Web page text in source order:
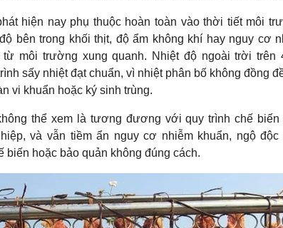
hiện nay phụ thuộc hoàn toàn vào thời tiết môi
bên trong khối thịt, độ ẩm không khí hay nguy cơ
môi trường xung quanh. Nhiệt độ ngoài trời trên
sấy nhiệt đạt chuẩn, vì nhiệt phân bố không đồng
vi khuẩn hoặc ký sinh trùng.
thể xem là tương đương với quy trình chế biến
và vẫn tiềm ẩn nguy cơ nhiễm khuẩn, ngộ độc
biến hoặc bảo quản không đúng cách.